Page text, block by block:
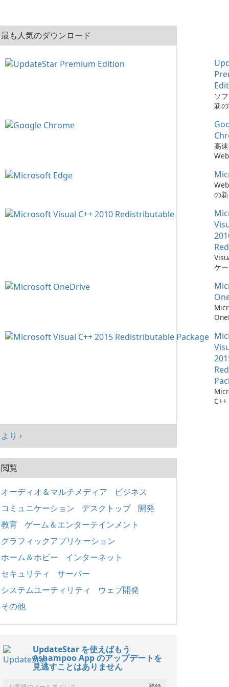
最も人気のダウンロード
ソ
新
で
簡
た。
高
の
ケ
ー
より ›
閲覧
オーディオ＆マルチメディア
ビジネス
コミュニケーション
デスクトップ
開発
教育
ゲーム＆エンターテインメント
グラフィックアプリケーション
ホーム＆ホビー
インターネット
セキュリティ
サーバー
システムユーティリティ
ウェブ開発
その他
UpdateStar を使えばもう
Ashampoo App のアップデートを
見逃すことはありません